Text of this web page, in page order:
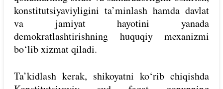
konstitutsiyaviyligini ta’minlash hamda davlat
va jamiyat hayotini yanada
demokratlashtirishning huquqiy mexanizmi
bo‘lib xizmat qiladi.
Ta’kidlash kerak, shikoyatni ko‘rib chiqishda